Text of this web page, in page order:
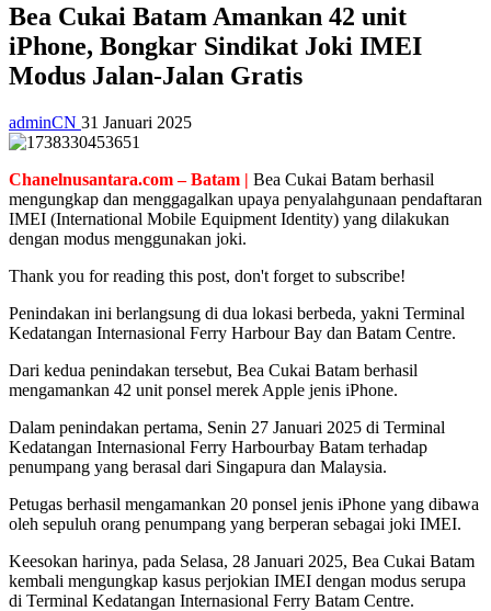
Bea Cukai Batam Amankan 42 unit
iPhone, Bongkar Sindikat Joki IMEI
Modus Jalan-Jalan Gratis
adminCN 31 Januari 2025
Chanelnusantara.com – Batam | Bea Cukai Batam berhasil
mengungkap dan menggagalkan upaya penyalahgunaan pendaftaran
IMEI (International Mobile Equipment Identity) yang dilakukan
dengan modus menggunakan joki.
Thank you for reading this post, don't forget to subscribe!
Penindakan ini berlangsung di dua lokasi berbeda, yakni Terminal
Kedatangan Internasional Ferry Harbour Bay dan Batam Centre.
Dari kedua penindakan tersebut, Bea Cukai Batam berhasil
mengamankan 42 unit ponsel merek Apple jenis iPhone.
Dalam penindakan pertama, Senin 27 Januari 2025 di Terminal
Kedatangan Internasional Ferry Harbourbay Batam terhadap
penumpang yang berasal dari Singapura dan Malaysia.
Petugas berhasil mengamankan 20 ponsel jenis iPhone yang dibawa
oleh sepuluh orang penumpang yang berperan sebagai joki IMEI.
Keesokan harinya, pada Selasa, 28 Januari 2025, Bea Cukai Batam
kembali mengungkap kasus perjokian IMEI dengan modus serupa
di Terminal Kedatangan Internasional Ferry Batam Centre.